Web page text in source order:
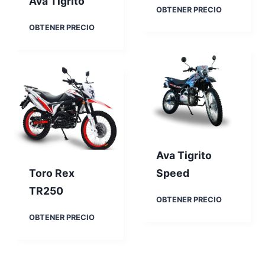
OBTENER PRECIOE
0
OBTENER PRECIOA
r
i
t
o
Ava Tigrito
Speed
OBTENER PRECIOA
Toro Rex
TR250
OBTENER PRECIOT